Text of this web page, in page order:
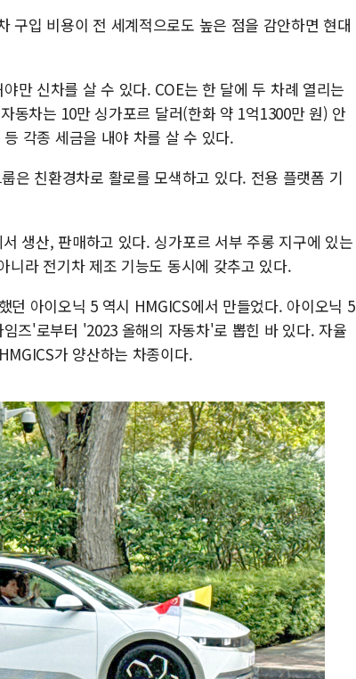
구입 비용이 전 세계적으로도 높은 점을 감안하면 현대
만 신차를 살 수 있다. COE는 한 달에 두 차례 열리는
동차는 10만 싱가포르 달러(한화 약 1억1300만 원) 안
각종 세금을 내야 차를 살 수 있다.
은 친환경차로 활로를 모색하고 있다. 전용 플랫폼 기
생산, 판매하고 있다. 싱가포르 서부 주롱 지구에 있는
니라 전기차 제조 기능도 동시에 갖추고 있다.
던 아이오닉 5 역시 HMGICS에서 만들었다. 아이오닉 5
즈'로부터 '2023 올해의 자동차'로 뽑힌 바 있다. 자율
가 양산하는 차종이다.